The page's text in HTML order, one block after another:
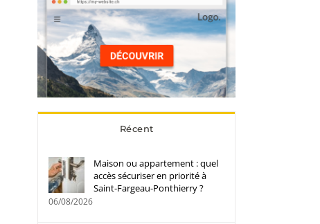
Récent
Maison ou appartement : quel
accès sécuriser en priorité à
Saint-Fargeau-Ponthierry ?
06/08/2026